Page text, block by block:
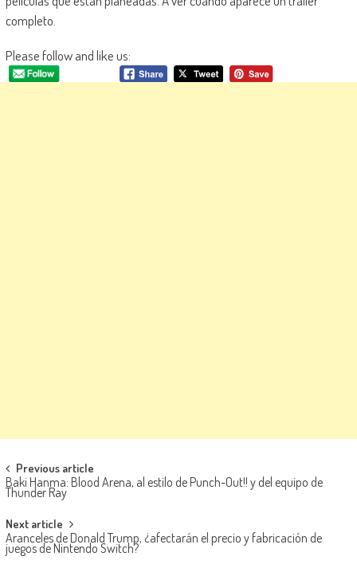
completo.
Please follow and like us:
Navegación de entradas
Previous article
Baki Hanma: Blood Arena, al estilo de Punch-Out!! y del equipo de
Thunder Ray
Next article
Aranceles de Donald Trump, ¿afectarán el precio y fabricación de
juegos de Nintendo Switch?